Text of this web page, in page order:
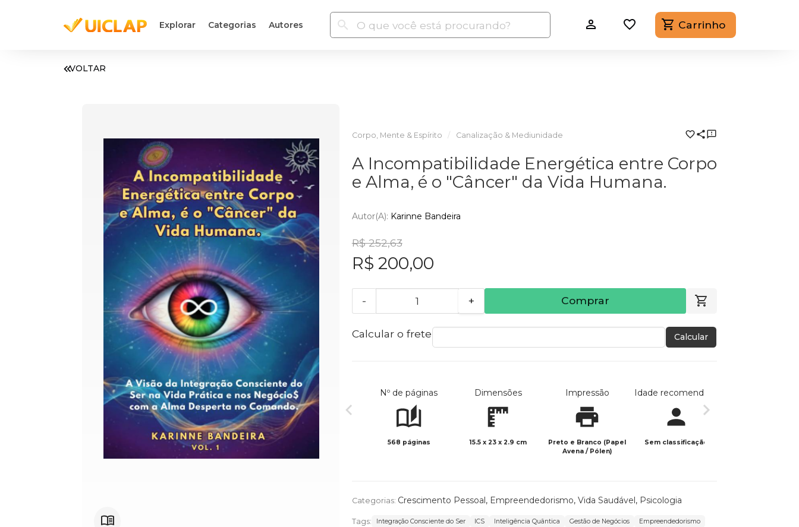
Explorar Categorias Autores Carrinho
VOLTAR
Corpo, Mente & Espírito Canalização & Mediunidade
A Incompatibilidade Energética entre Corpo
e Alma, é o "Câncer" da Vida Humana.
Autor(a): Karinne Bandeira
R$ 252,63
R$ 200,00
- + Comprar
Calcular o frete Calcular
Nº de páginas
568 páginas
Dimensões
15.5 x 23 x 2.9 cm
Impressão
Preto e Branco (Papel
Avena / Pólen)
Idade recomendada
Sem classificação
Categorias: Crescimento Pessoal, Empreendedorismo, Vida Saudável, Psicologia
Tags: Integração Consciente do Ser ICS Inteligência Quântica Gestão de Negócios
Empreendedorismo